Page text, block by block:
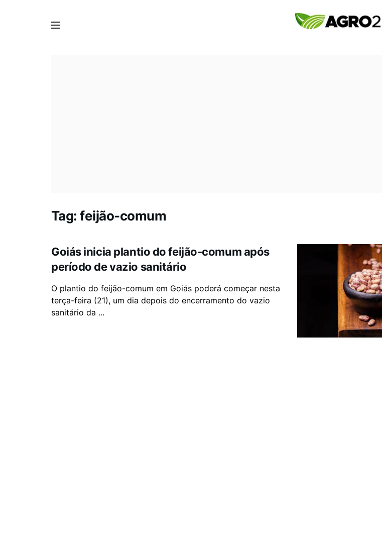
Tag:feijão-comum
Goiás inicia plantio do feijão-comum após
período de vazio sanitário
O plantio do feijão-comum em Goiás poderá começar nesta
terça-feira (21), um dia depois do encerramento do vazio
sanitário da ...